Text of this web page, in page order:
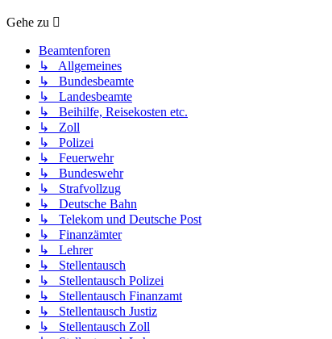
Gehe zu
Beamtenforen
↳ Allgemeines
↳ Bundesbeamte
↳ Landesbeamte
↳ Beihilfe, Reisekosten etc.
↳ Zoll
↳ Polizei
↳ Feuerwehr
↳ Bundeswehr
↳ Strafvollzug
↳ Deutsche Bahn
↳ Telekom und Deutsche Post
↳ Finanzämter
↳ Lehrer
↳ Stellentausch
↳ Stellentausch Polizei
↳ Stellentausch Finanzamt
↳ Stellentausch Justiz
↳ Stellentausch Zoll